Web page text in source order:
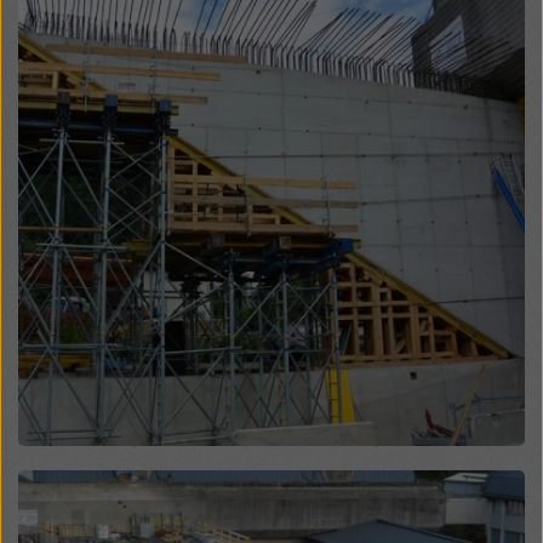
Open
Überwachungszwecken unterliegen und dagegen
keine wirksamen Rechtsbehelfe zur Verfügung
stehen. Sie können alle einwilligungspflichtigen
Cookies ablehnen, indem Sie auf "Ablehnen" klicken
oder IhreCookie Einstellungen
anpassen, indem Sie
auf Cookie Einstellungen am Ende dieser Website
klicken und die entsprechenden Checkboxen
verwenden. Sie können Ihre Einwilligung jederzeit
grundlos mit Wirkung für die Zukunft widerrufen,
indem Sie zB aufCookie Einstellungen
dieser Website klicken.
Weitere Informationen zu unseren Cookies finden Sie
in unserer Datenschutzerklärung. Wir bieten Ihnen
auch die Möglichkeit, Ihre Cookies auszuwählen
(Erweiterte Cookie-Einstellungen).